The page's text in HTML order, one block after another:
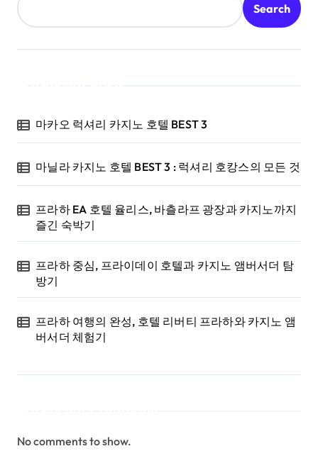
Search
마카오 럭셔리 카지노 호텔 BEST 3
마닐라 카지노 호텔 BEST 3 : 럭셔리 호캉스의 모든 것
프라하 EA 호텔 율리스, 바츨라프 광장과 카지노까지
즐긴 숙박기
프라하 중심, 프라이데이 호텔과 카지노 앰버서더 탐
방기
프라하 여행의 완성, 호텔 리버티 프라하와 카지노 앰
버서더 체험기
No comments to show.